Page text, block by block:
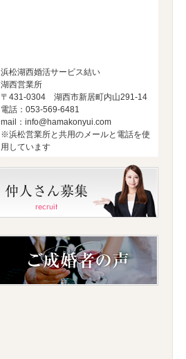
浜松湖西婚活サービス結い
湖西営業所
〒431-0304 湖西市新居町内山291-14
電話：053-569-6481
mail：info@hamakonyui.com
※浜松営業所と共用のメールと電話を使
用しています